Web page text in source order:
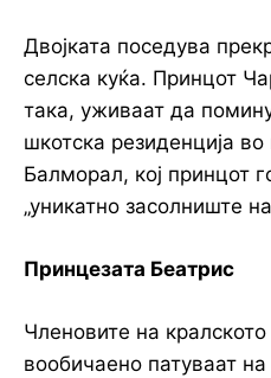
Двојката поседува
селска куќа. Принцот
така, уживаат да
шкотска резиденција
Балморал, кој принцот
„уникатно засолниште
Принцезата Беатрис
Членовите на кралското
вообичаено патуваат